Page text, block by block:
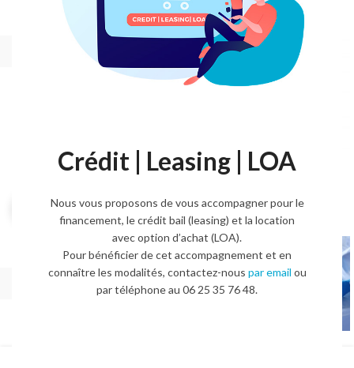
Crédit | Leasing | LOA
Nous vous proposons de vous accompagner pour le
financement, le crédit bail (leasing) et la location
avec option d’achat (LOA).
Pour bénéficier de cet accompagnement et en
connaître les modalités, contactez-nous par email ou
par téléphone au 06 25 35 76 48.
Agrandir l'image